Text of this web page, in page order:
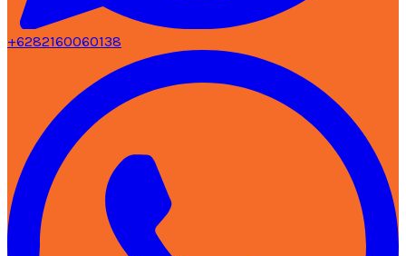
+6282160060138